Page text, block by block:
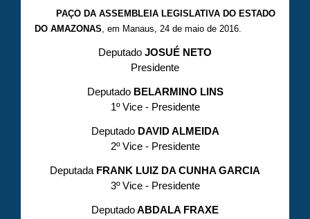
PAÇO DA ASSEMBLEIA LEGISLATIVA DO ESTADO
DO AMAZONAS , em Manaus, 24 de maio de 2016.
Deputado JOSUÉ NETO
Presidente
DeputadoBELARMINO LINS
1º Vice - Presidente
DeputadoDAVID ALMEIDA
2º Vice - Presidente
Deputada FRANK LUIZ DA CUNHA GARCIA
3º Vice - Presidente
DeputadoABDALA FRAXE